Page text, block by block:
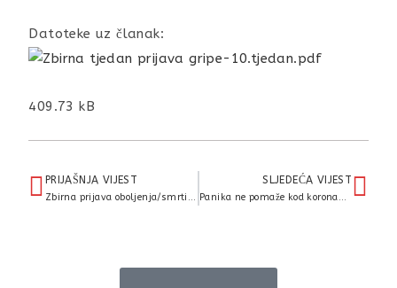
Datoteke uz članak:
409.73 kB
PRIJAŠNJA VIJEST SLJEDEĆA VIJEST